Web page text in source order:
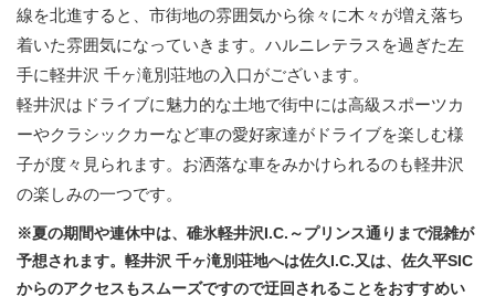
線を北進すると、市街地の雰囲気から徐々に木々が増え落ち
着いた雰囲気になっていきます。ハルニレテラスを過ぎた左
手に軽井沢 千ヶ滝別荘地の入口がございます。
軽井沢はドライブに魅力的な土地で街中には高級スポーツカ
ーやクラシックカーなど車の愛好家達がドライブを楽しむ様
子が度々見られます。お洒落な車をみかけられるのも軽井沢
の楽しみの一つです。
※夏の期間や連休中は、碓氷軽井沢I.C.～プリンス通りまで混雑が
予想されます。軽井沢 千ヶ滝別荘地へは佐久I.C.又は、佐久平SIC
からのアクセスもスムーズですので迂回されることをおすすめい